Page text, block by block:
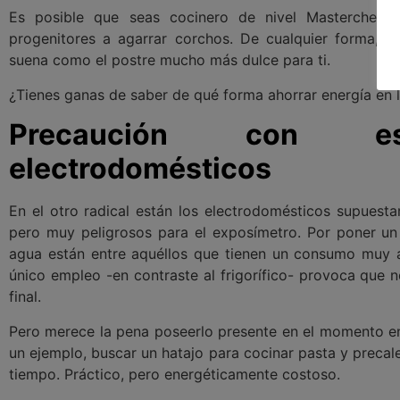
Es posible que seas cocinero de nivel Masterchef
progenitores a agarrar corchos. De cualquier forma,
suena como el postre mucho más dulce para ti.
¿Tienes ganas de saber de qué forma ahorrar energía
Precaución con
electrodomésticos
En el otro radical están los electrodomésticos
pero muy peligrosos para el exposímetro. Por poner
agua están entre aquéllos que tienen un consumo
único empleo -en contraste al frigorífico- provoca que
final.
Pero merece la pena poseerlo presente en el momento
un ejemplo, buscar un hatajo para cocinar pasta y
tiempo. Práctico, pero energéticamente costoso.